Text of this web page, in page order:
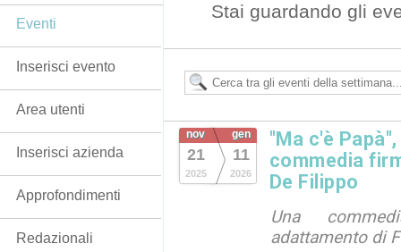
Stai guardando gli
nov
21
2025
gen
11
2026
"Ma c'è
commedia
De Filippo
Una
adattamento di
Eventi
Inserisci evento
Area utenti
Inserisci azienda
Approfondimenti
Redazionali